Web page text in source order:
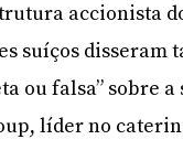
accionista
suíços disseram
ou falsa” sobre
líder no